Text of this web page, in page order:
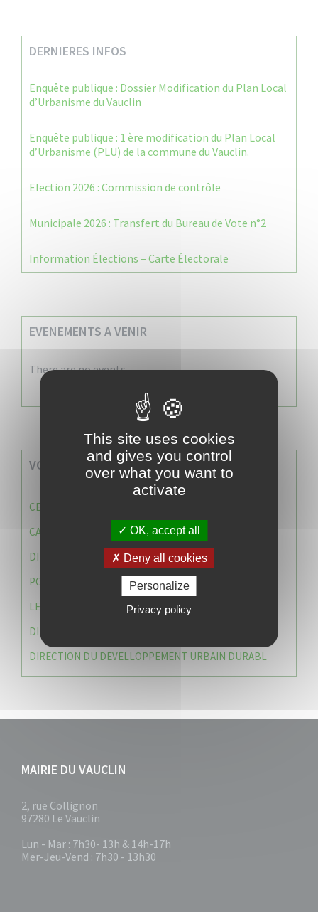
DERNIERES INFOS
Enquête publique : Dossier Modification du Plan Local
d’Urbanisme du Vauclin
Enquête publique : 1 ère modification du Plan Local
d’Urbanisme (PLU) de la commune du Vauclin.
Election 2026 : Commission de contrôle
Municipale 2026 : Transfert du Bureau de Vote n°2
Information Élections – Carte Électorale
EVENEMENTS A VENIR
There are no events
VOS SERVICES MUNICIPAUX
CENTRE COMMUNAL D’ACTION SOCIALE (C.C.A.S)
CAISSE DES ÉCOLES
DIRECTION DES SERVICES TECHNIQUES
POLICE MUNICIPALE
LE CABINET DU MAIRE
DIRECTION DES RESSOURCES ET MOYENS
DIRECTION DU DEVELLOPPEMENT URBAIN DURABL
MAIRIE DU VAUCLIN
2, rue Collignon
97280 Le Vauclin
Lun - Mar : 7h30- 13h & 14h-17h
Mer-Jeu-Vend : 7h30 - 13h30
This site uses cookies
and gives you control
over what you want to
activate
OK, accept all
Deny all cookies
Personalize
Privacy policy